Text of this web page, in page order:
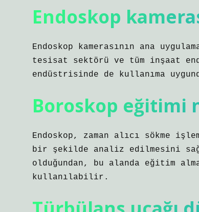
Endoskop
Endoskop kamerasının ana
tesisat sektörü ve tüm inşaat
endüstrisinde de kullanıma
Boroskop eğitimi
Endoskop, zaman alıcı sökme
bir şekilde analiz edilmesini
olduğundan, bu alanda eğitim
kullanılabilir.